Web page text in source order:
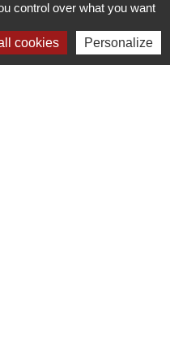
de Haute Tarentaise
control over what you want
cookies Personalize